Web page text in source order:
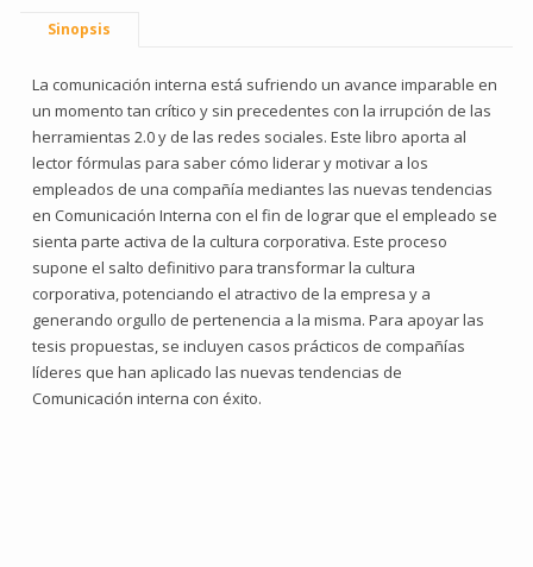
Sinopsis
La comunicación interna está sufriendo un avance imparable en
un momento tan crítico y sin precedentes con la irrupción de las
herramientas 2.0 y de las redes sociales. Este libro aporta al
lector fórmulas para saber cómo liderar y motivar a los
empleados de una compañía mediantes las nuevas tendencias
en Comunicación Interna con el fin de lograr que el empleado se
sienta parte activa de la cultura corporativa. Este proceso
supone el salto definitivo para transformar la cultura
corporativa, potenciando el atractivo de la empresa y a
generando orgullo de pertenencia a la misma. Para apoyar las
tesis propuestas, se incluyen casos prácticos de compañías
líderes que han aplicado las nuevas tendencias de
Comunicación interna con éxito.